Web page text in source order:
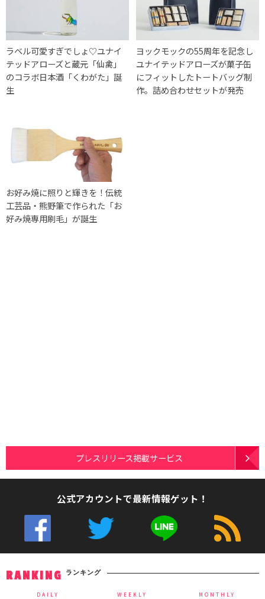
ラベル可愛すぎでしょ♡ユナイ
テッドアローズと蔵元「仙禽」
のコラボ日本酒「くわがた」誕
生
ヨックモックの55周年を記念し
ユナイテッドアローズが菓子缶
にフィットしたトートバッグ制
作。詰め合わせセットが発売
お好み焼に照りと輝きを！伝統
工芸品・熊野筆で作られた「お
好み焼専用刷毛」が誕生
プレスリリース掲載サービス
公式アカウントで最新情報ゲット！
RANKING ランキング
DAILY WEEKLY MONTHLY